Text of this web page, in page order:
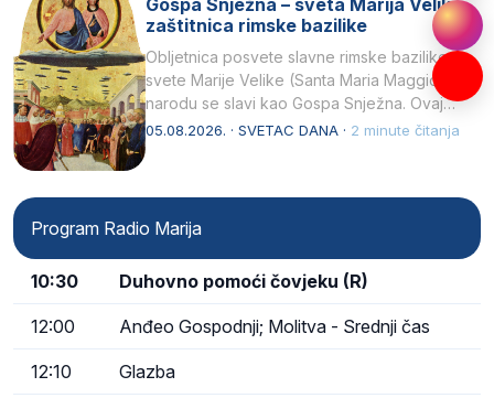
zaštitnica rimske bazilike
Obljetnica posvete slavne rimske bazilike
svete Marije Velike (Santa Maria Maggiore) u
narodu se slavi kao Gospa Snježna. Ovaj
naziv, Sancta Maria…
05.08.2026. · SVETAC DANA · 2 minute čitanja
Program Radio Marija
10:30 Duhovno pomoći čovjeku (R)
12:00 Anđeo Gospodnji; Molitva - Srednji čas
12:10 Glazba